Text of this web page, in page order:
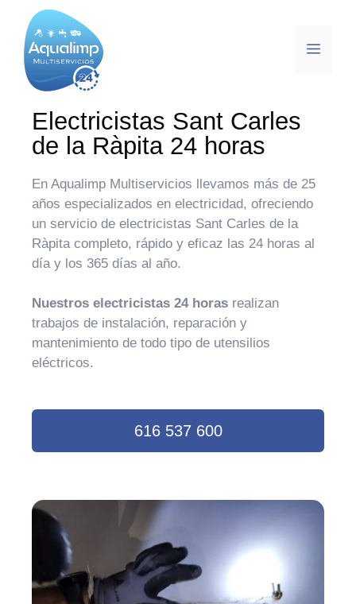
Electricistas Sant Carles
de la Ràpita 24 horas
En Aqualimp Multiservicios llevamos más de 25
años especializados en electricidad, ofreciendo
un servicio de electricistas Sant Carles de la
Ràpita completo, rápido y eficaz las 24 horas al
día y los 365 días al año.
Nuestros electricistas 24 horas realizan
trabajos de instalación, reparación y
mantenimiento de todo tipo de utensilios
eléctricos.
616 537 600